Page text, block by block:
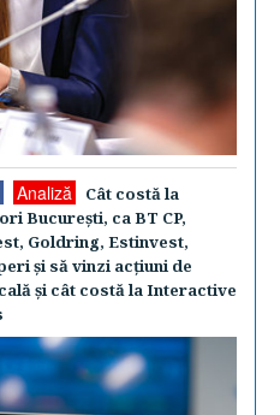
Analiză
Cât costă la
Bucureşti, ca BT CP,
Goldring, Estinvest,
şi să vinzi acţiuni de
şi cât costă la Interactive